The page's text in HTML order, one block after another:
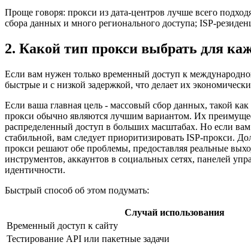
Проще говоря: прокси из дата-центров лучше всего
сбора данных и много регионального доступа; ISP-
2. Какой тип прокси выбрать для
Если вам нужен только временный доступ к
быстрые и с низкой задержкой, что делает их
Если ваша главная цель - массовый сбор данных, такой
прокси обычно являются лучшим вариантом. Их
распределенный доступ в больших масштабах. Но если
стабильной, вам следует приоритизировать ISP-прокси.
прокси решают обе проблемы, предоставляя реальные
инструментов, аккаунтов в социальных сетях, панелей
идентичности.
Быстрый способ об этом подумать:
Случай использования
Временный доступ к сайту
Тестирование API или пакетные задачи